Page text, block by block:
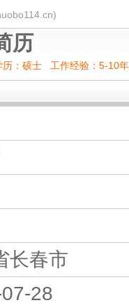
历
：硕士 工作经验：5-10
长春市
28